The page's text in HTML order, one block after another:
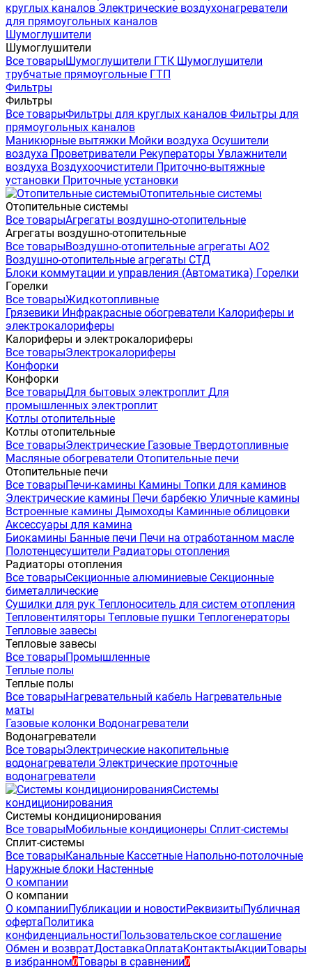
круглых каналов Электрические воздухонагреватели
для прямоугольных каналов
Шумоглушители
Шумоглушители
Все товарыШумоглушители ГТК Шумоглушители
трубчатые прямоугольные ГТП
Фильтры
Фильтры
Все товарыФильтры для круглых каналов Фильтры для
прямоугольных каналов
Маникюрные вытяжки Мойки воздуха Осушители
воздуха Проветриватели Рекуператоры Увлажнители
воздуха Воздухоочистители Приточно-вытяжные
установки Приточные установки
Отопительные системы
Отопительные системы
Все товарыАгрегаты воздушно-отопительные
Агрегаты воздушно-отопительные
Все товарыВоздушно-отопительные агрегаты АО2
Воздушно-отопительные агрегаты СТД
Блоки коммутации и управления (Автоматика) Горелки
Горелки
Все товарыЖидкотопливные
Грязевики Инфракрасные обогреватели Калориферы и
электрокалориферы
Калориферы и электрокалориферы
Все товарыЭлектрокалориферы
Конфорки
Конфорки
Все товарыДля бытовых электроплит Для
промышленных электроплит
Котлы отопительные
Котлы отопительные
Все товарыЭлектрические Газовые Твердотопливные
Масляные обогреватели Отопительные печи
Отопительные печи
Все товарыПечи-камины Камины Топки для каминов
Электрические камины Печи барбекю Уличные камины
Встроенные камины Дымоходы Каминные облицовки
Аксессуары для камина
Биокамины Банные печи Печи на отработанном масле
Полотенцесушители Радиаторы отопления
Радиаторы отопления
Все товарыСекционные алюминиевые Секционные
биметаллические
Сушилки для рук Теплоноситель для систем отопления
Тепловентиляторы Тепловые пушки Теплогенераторы
Тепловые завесы
Тепловые завесы
Все товарыПромышленные
Теплые полы
Теплые полы
Все товарыНагревательный кабель Нагревательные
маты
Газовые колонки Водонагреватели
Водонагреватели
Все товарыЭлектрические накопительные
водонагреватели Электрические проточные
водонагреватели
Системы
кондиционирования
Системы кондиционирования
Все товарыМобильные кондиционеры Сплит-системы
Сплит-системы
Все товарыКанальные Кассетные Напольно-потолочные
Наружные блоки Настенные
О компании
О компании
О компанииПубликации и новостиРеквизитыПубличная
офертаПолитика
конфиденциальностиПользовательское соглашение
Обмен и возвратДоставкаОплатаКонтактыАкцииТовары
в избранном0Товары в сравнении0